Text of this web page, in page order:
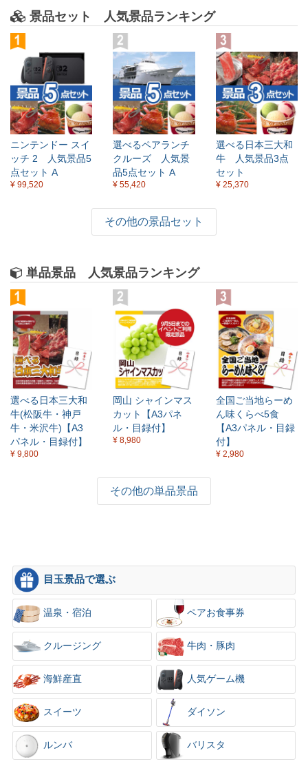
景品セット 人気景品ランキング
ニンテンドー スイ
ッチ 2 人気景品5
点セット A
¥ 99,520
選べるペアランチ
クルーズ 人気景
品5点セット A
¥ 55,420
選べる日本三大和
牛 人気景品3点
セット
¥ 25,370
その他の景品セット
単品景品 人気景品ランキング
選べる日本三大和
牛(松阪牛・神戸
牛・米沢牛)【A3
パネル・目録付】
¥ 9,800
岡山 シャインマス
カット【A3パネ
ル・目録付】
¥ 8,980
全国ご当地らーめ
ん味くらべ5食
【A3パネル・目録
付】
¥ 2,980
その他の単品景品
目玉景品で選ぶ
温泉・宿泊 ペアお食事券
クルージング 牛肉・豚肉
海鮮産直 人気ゲーム機
スイーツ ダイソン
ルンバ バリスタ